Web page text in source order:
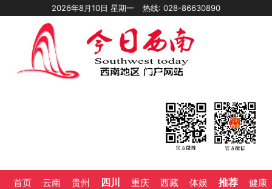
2026年8月10日 星期一 热线: 028-86630890
首页 云南 贵州 四川 重庆 西藏 体娱 推荐 健康